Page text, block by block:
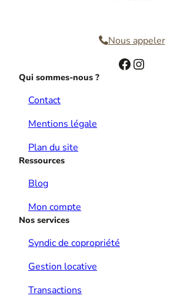
Nous appeler
Facebook Instagram
Qui sommes-nous ?
Contact
Mentions légale
Plan du site
Ressources
Blog
Mon compte
Nos services
Syndic de copropriété
Gestion locative
Transactions